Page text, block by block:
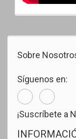
Sobre
Síguenos en:
¡Suscríbete a